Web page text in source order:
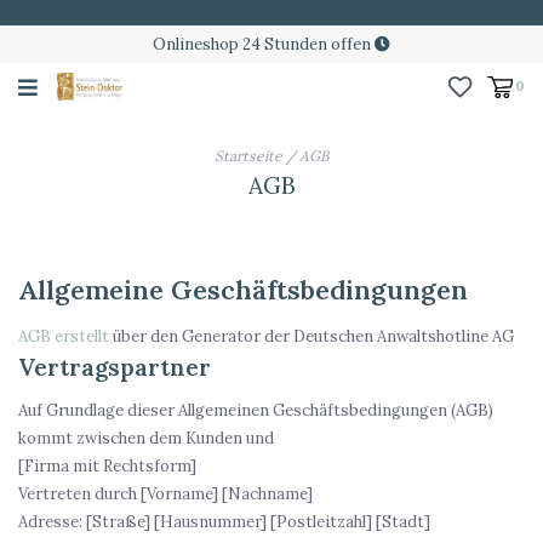
Onlineshop 24 Stunden offen
0
Startseite /AGB
AGB
Allgemeine Geschäftsbedingungen
AGB erstelltüber den Generator der Deutschen Anwaltshotline AG
Vertragspartner
Auf Grundlage dieser Allgemeinen Geschäftsbedingungen (AGB)
kommt zwischen dem Kunden und
[Firma mit Rechtsform]
Vertreten durch [Vorname] [Nachname]
Adresse: [Straße] [Hausnummer] [Postleitzahl] [Stadt]